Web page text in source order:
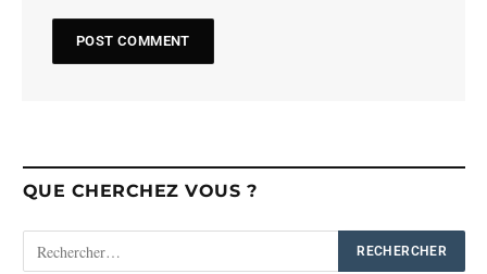
QUE CHERCHEZ VOUS ?